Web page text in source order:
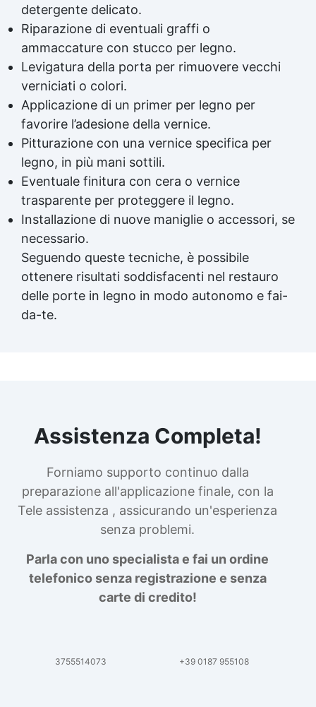
detergente delicato.
Riparazione di eventuali graffi o
ammaccature con stucco per legno.
Levigatura della porta per rimuovere vecchi
verniciati o colori.
Applicazione di un primer per legno per
favorire l’adesione della vernice.
Pitturazione con una vernice specifica per
legno, in più mani sottili.
Eventuale finitura con cera o vernice
trasparente per proteggere il legno.
Installazione di nuove maniglie o accessori, se
necessario.
Seguendo queste tecniche, è possibile
ottenere risultati soddisfacenti nel restauro
delle porte in legno in modo autonomo e fai-
da-te.
Assistenza Completa!
Forniamo supporto continuo dalla
preparazione all'applicazione finale, con la
Tele assistenza , assicurando un'esperienza
senza problemi.
Parla con uno specialista e fai un ordine
telefonico senza registrazione e senza
carte di credito!
3755514073 +39 0187 955108